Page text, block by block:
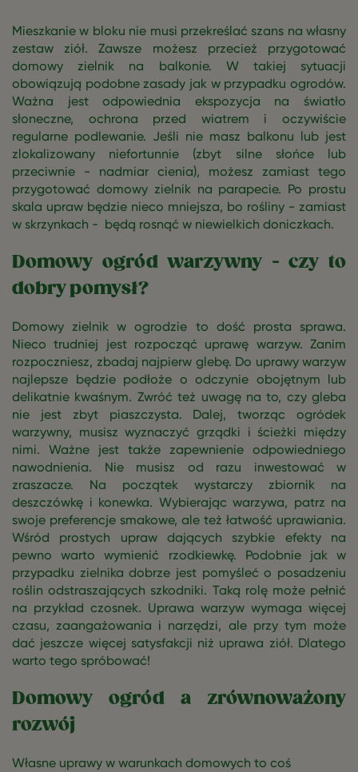
Mieszkanie w bloku nie musi przekreślać szans na własny
zestaw ziół. Zawsze możesz przecież przygotować
domowy zielnik na balkonie. W takiej sytuacji
obowiązują podobne zasady jak w przypadku ogrodów.
Ważna jest odpowiednia ekspozycja na światło
słoneczne, ochrona przed wiatrem i oczywiście
regularne podlewanie. Jeśli nie masz balkonu lub jest
zlokalizowany niefortunnie (zbyt silne słońce lub
przeciwnie - nadmiar cienia), możesz zamiast tego
przygotować domowy zielnik na parapecie. Po prostu
skala upraw będzie nieco mniejsza, bo rośliny - zamiast
w skrzynkach - będą rosnąć w niewielkich doniczkach.
Domowy ogród warzywny - czy to
dobry pomysł?
Domowy zielnik w ogrodzie to dość prosta sprawa.
Nieco trudniej jest rozpocząć uprawę warzyw. Zanim
rozpoczniesz, zbadaj najpierw glebę. Do uprawy warzyw
najlepsze będzie podłoże o odczynie obojętnym lub
delikatnie kwaśnym. Zwróć też uwagę na to, czy gleba
nie jest zbyt piaszczysta. Dalej, tworząc ogródek
warzywny, musisz wyznaczyć grządki i ścieżki między
nimi. Ważne jest także zapewnienie odpowiedniego
nawodnienia. Nie musisz od razu inwestować w
zraszacze. Na początek wystarczy zbiornik na
deszczówkę i konewka. Wybierając warzywa, patrz na
swoje preferencje smakowe, ale też łatwość uprawiania.
Wśród prostych upraw dających szybkie efekty na
pewno warto wymienić rzodkiewkę. Podobnie jak w
przypadku zielnika dobrze jest pomyśleć o posadzeniu
roślin odstraszających szkodniki. Taką rolę może pełnić
na przykład czosnek. Uprawa warzyw wymaga więcej
czasu, zaangażowania i narzędzi, ale przy tym może
dać jeszcze więcej satysfakcji niż uprawa ziół. Dlatego
warto tego spróbować!
Domowy ogród a zrównoważony
rozwój
Własne uprawy w warunkach domowych to coś